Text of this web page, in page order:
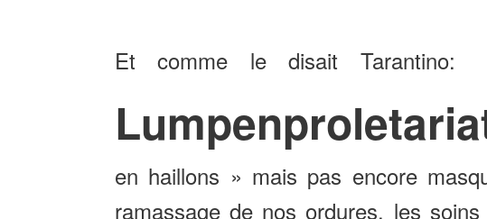
Et comme le disait Tarantino:
en haillons » mais pas encore
ramassage de nos ordures, les